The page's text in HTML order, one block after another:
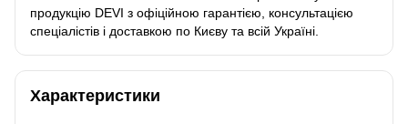
продукцію DEVI з офіційною гарантією, консультацією
спеціалістів і доставкою по Києву та всій Україні.
Характеристики